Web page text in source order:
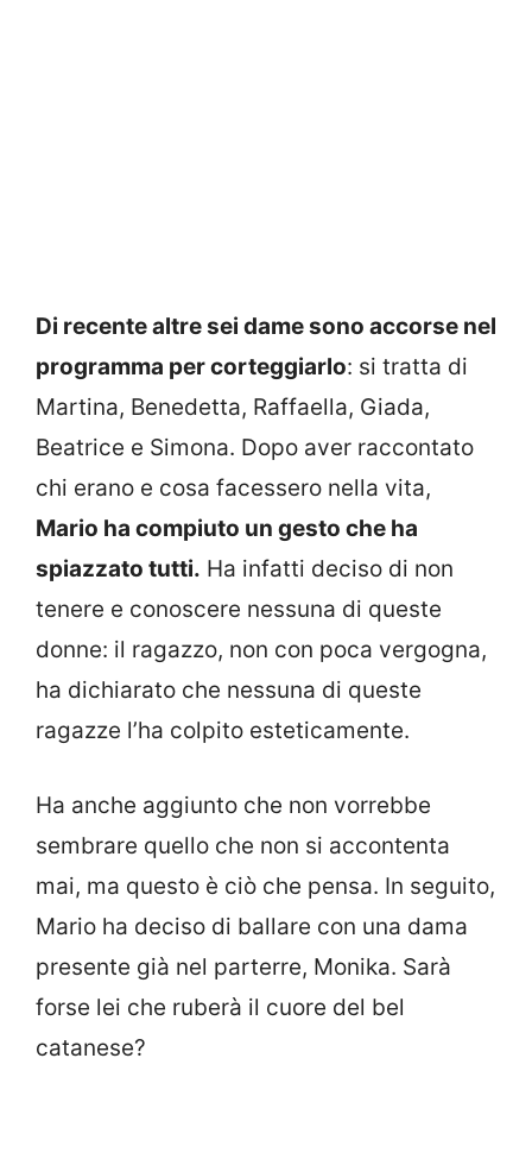
Di recente altre sei dame sono accorse nel
programma per corteggiarlo: si tratta di
Martina, Benedetta, Raffaella, Giada,
Beatrice e Simona. Dopo aver raccontato
chi erano e cosa facessero nella vita,
Mario ha compiuto un gesto che ha
spiazzato tutti. Ha infatti deciso di non
tenere e conoscere nessuna di queste
donne: il ragazzo, non con poca vergogna,
ha dichiarato che nessuna di queste
ragazze l’ha colpito esteticamente.
Ha anche aggiunto che non vorrebbe
sembrare quello che non si accontenta
mai, ma questo è ciò che pensa. In seguito,
Mario ha deciso di ballare con una dama
presente già nel parterre, Monika. Sarà
forse lei che ruberà il cuore del bel
catanese?